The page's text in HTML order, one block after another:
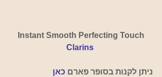
Instant Smooth Perfecting Touch
Clarins
ניתן לקנות בסופר פארם כאן